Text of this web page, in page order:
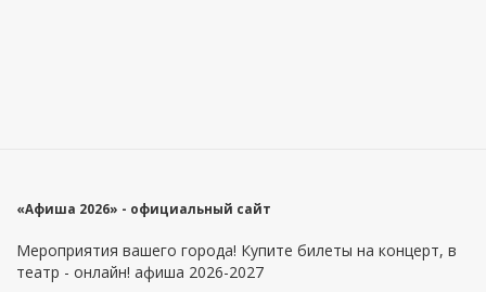
«Афиша 2026» - официальный сайт
Мероприятия вашего города! Купите билеты на концерт, в
театр - онлайн! афиша 2026-2027